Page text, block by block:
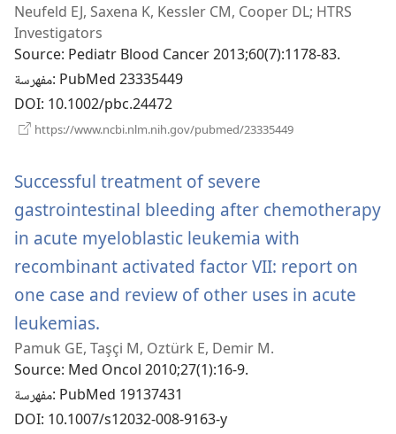
نافذة
جديدة)
Neufeld EJ, Saxena K, Kessler CM, Cooper DL; HTRS
Investigators
Source‎: Pediatr Blood Cancer 2013;60(7):1178-83.
مفهرسة‎: PubMed 23335449
DOI‎: 10.1002/pbc.24472
https://www.ncbi.nlm.nih.gov/pubmed/23335449
Successful treatment of severe
gastrointestinal bleeding after chemotherapy
in acute myeloblastic leukemia with
recombinant activated factor VII: report on
one case and review of other uses in acute
leukemias.
نافذة
جديدة)
Pamuk GE, Taşçi M, Oztürk E, Demir M.
Source‎: Med Oncol 2010;27(1):16-9.
مفهرسة‎: PubMed 19137431
DOI‎: 10.1007/s12032-008-9163-y